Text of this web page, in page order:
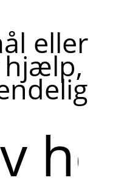
eller
hjælp,